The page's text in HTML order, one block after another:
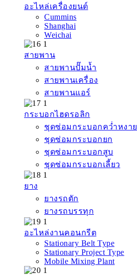
อะไหล่เครื่องยนต์
Cummins
Shanghai
Weichai
สายพาน
สายพานปั๊มน้ำ
สายพานเครื่อง
สายพานแอร์
กระบอกไฮดรอลิก
ชุดซ่อมกระบอกคว่ำหงาย
ชุดซ่อมกระบอกยก
ชุดซ่อมกระบอกสูบ
ชุดซ่อมกระบอกเลี้ยว
ยาง
ยางรถตัก
ยางรถบรรทุก
อะไหล่งานคอนกรีต
Stationary Belt Type
Stationary Project Type
Mobile Mixing Plant